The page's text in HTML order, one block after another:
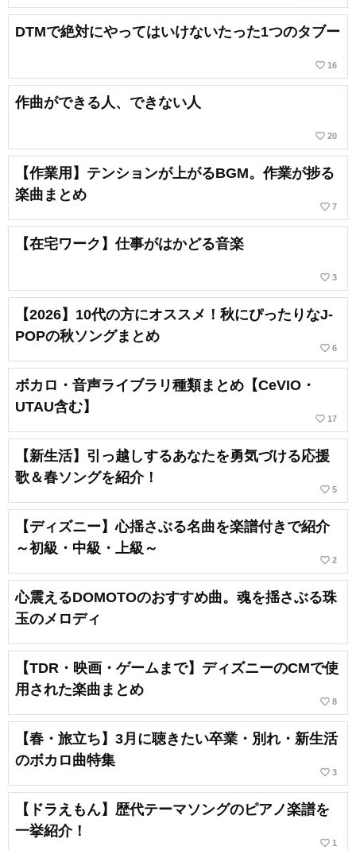
DTMで絶対にやってはいけないたった1つのタブー
favorite_border 16
作曲ができる人、できない人
favorite_border 20
【作業用】テンションが上がるBGM。作業が捗る
楽曲まとめ
favorite_border 7
【在宅ワーク】仕事がはかどる音楽
favorite_border 3
【2026】10代の方にオススメ！秋にぴったりなJ-
POPの秋ソングまとめ
favorite_border 6
ボカロ・音声ライブラリ種類まとめ【CeVIO・
UTAU含む】
favorite_border 17
【新生活】引っ越しするあなたを勇気づける応援
歌＆春ソングを紹介！
favorite_border 5
【ディズニー】心揺さぶる名曲を楽譜付きで紹介
～初級・中級・上級～
favorite_border 2
心震えるDOMOTOのおすすめ曲。魂を揺さぶる珠
玉のメロディ
【TDR・映画・ゲームまで】ディズニーのCMで使
用された楽曲まとめ
favorite_border 8
【春・旅立ち】3月に聴きたい卒業・別れ・新生活
のボカロ曲特集
favorite_border 3
【ドラえもん】歴代テーマソングのピアノ楽譜を
一挙紹介！
favorite_border 1